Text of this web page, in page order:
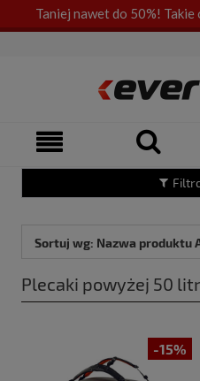
Taniej nawet do 50%!
Plecaki powyżej 50
Sortuj wg: Nazwa produktu
-15%